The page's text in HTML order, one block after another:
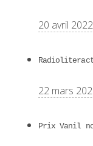
20 avril 2022
22 mars
Prix Vanil